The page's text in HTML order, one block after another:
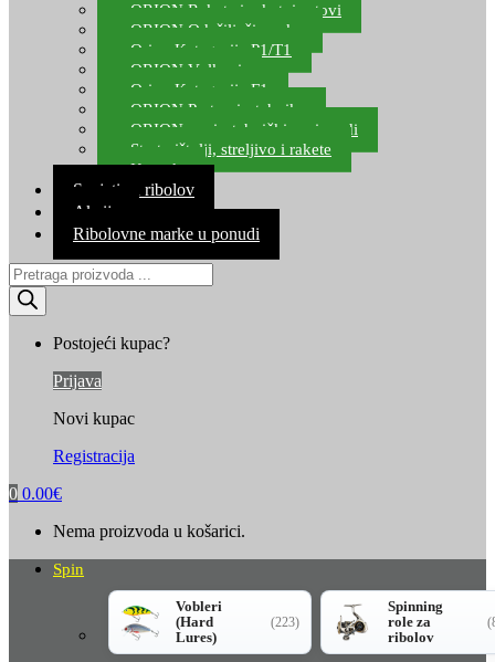
ORION Rakete i raketni setovi
ORION Odašiljači zvuka
Orion Kategorija P1/T1
ORION Vulkani
Orion Kategorija F1
ORION Party pirotehnika
ORION nepirotehnički proizvodi
Start pištolji, streljivo i rakete
Kontakt
Savjeti za ribolov
Akcija
Ribolovne marke u ponudi
Products
search
Postojeći kupac?
Prijava
Novi kupac
Registracija
0 0.00€
Nema proizvoda u košarici.
Spin
Vobleri
(Hard
Lures)
(223)
Spinning
role za
ribolov